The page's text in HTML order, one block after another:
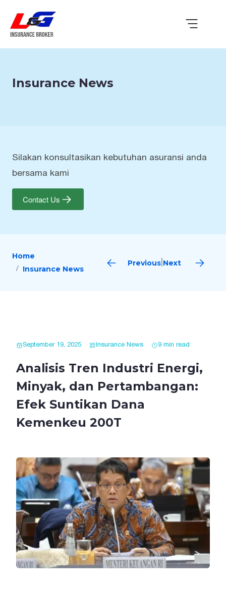
Insurance News
Silakan konsultasikan kebutuhan asuransi anda
bersama kami
Contact Us
Home
Insurance News
Previous Next
September 19, 2025 Insurance News 9 min read
Analisis Tren Industri Energi,
Minyak, dan Pertambangan:
Efek Suntikan Dana
Kemenkeu 200T